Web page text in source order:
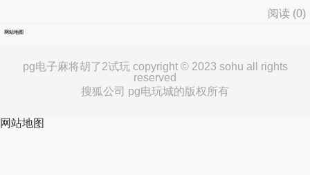
阅读 (0)
网站地图
pg电子麻将胡了2试玩 copyright © 2023 sohu all rights
reserved
搜狐公司 pg电玩城的版权所有
网站地图